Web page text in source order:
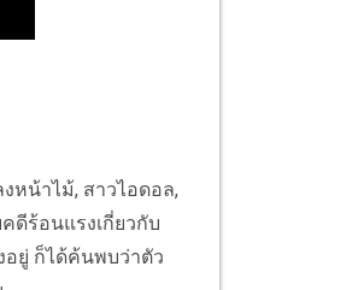
หน้าไม้, สาวไอดอล,
ดีร้อนแรงเกี่ยวกับ
อยู่ ก็ได้ค้นพบว่าตัว